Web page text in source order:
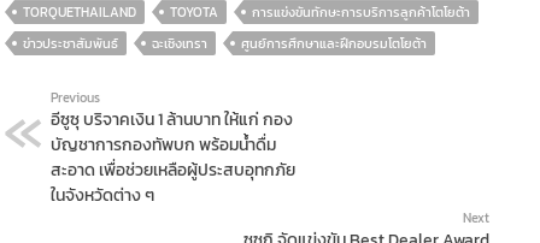
TORQUETHAILAND
TOYOTA
การแข่งขันทักษะการบริการลูกค้าโตโยต้า
ข่าวประชาสัมพันธ์
ฉะเชิงเทรา ศูนย์การศึกษาและฝึกอบรมโตโยต้า
Previous
อีซูซุ บริจาคเงิน 1 ล้านบาท ให้แก่ กอง
บัญชาการกองทัพบก พร้อมน้ำดื่ม
สะอาด เพื่อช่วยเหลือผู้ประสบอุทกภัย
ในจังหวัดต่าง ๆ
Next